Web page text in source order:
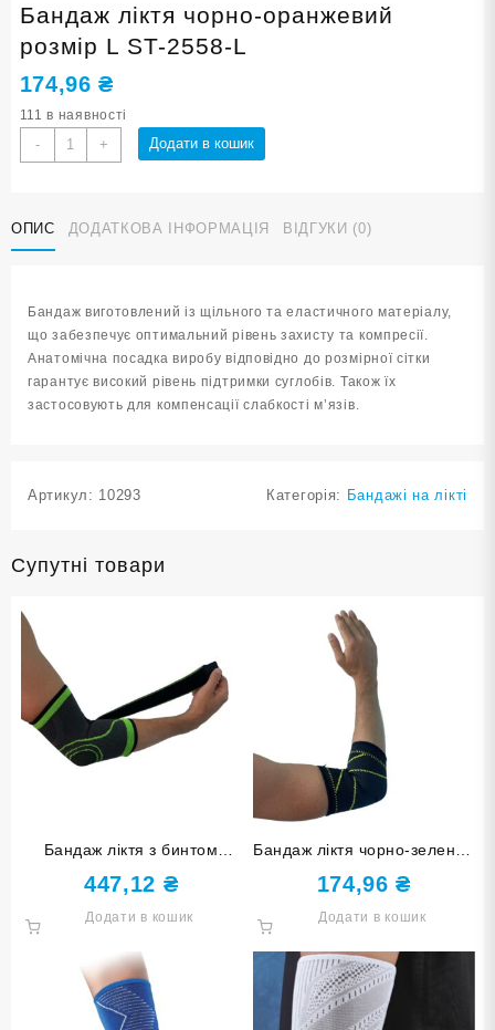
Бандаж ліктя чорно-оранжевий
розмір L ST-2558-L
174,96₴
111 в наявності
-
Бандаж
ліктя
розмір
L
+ Додати в кошик
ОПИС ДОДАТКОВА ІНФОРМАЦІЯ ВІДГУКИ (0)
Бандаж виготовлений із щільного та еластичного матеріалу,
що забезпечує оптимальний рівень захисту та компресії.
Анатомічна посадка виробу відповідно до розмірної сітки
гарантує високий рівень підтримки суглобів. Також їх
застосовують для компенсації слабкості м’язів.
Артикул: 10293 Категорія: Бандажі на лікті
Супутні товари
Бандаж ліктя з бинтом
чорно-зелений розмір М ST-
2506-М
447,12 ₴
Додати в кошик
Бандаж ліктя чорно-зелений
розмір М ST-2548-М
174,96₴
Додати в кошик